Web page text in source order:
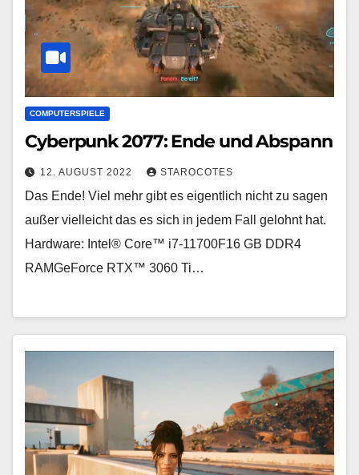
COMPUTERSPIELE
Cyberpunk 2077: Ende und Abspann
12. AUGUST 2022 STAROCOTES
Das Ende! Viel mehr gibt es eigentlich nicht zu sagen
außer vielleicht das es sich in jedem Fall gelohnt hat.
Hardware: Intel® Core™ i7-11700F16 GB DDR4
RAMGeForce RTX™ 3060 Ti…